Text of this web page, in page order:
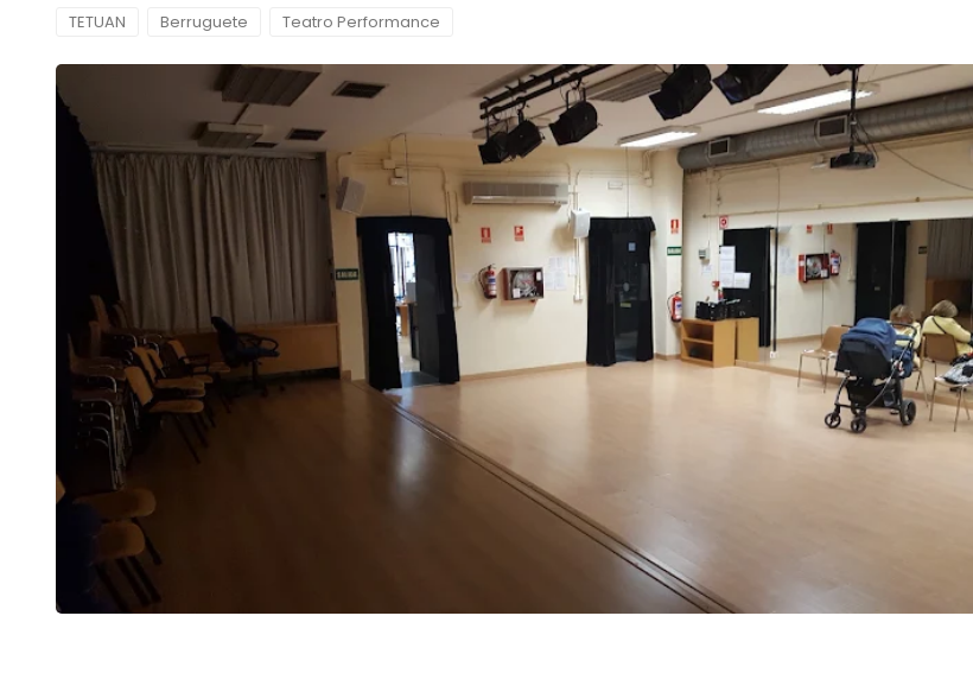
TETUAN Berruguete Teatro Performance